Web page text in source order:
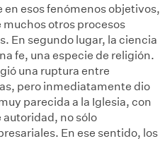
en esos fenómenos objetivos,
muchos otros procesos
En segundo lugar, la ciencia
fe, una especie de religión.
una ruptura entre
pero inmediatamente dio
parecida a la Iglesia, con
autoridad, no sólo
En ese sentido, los